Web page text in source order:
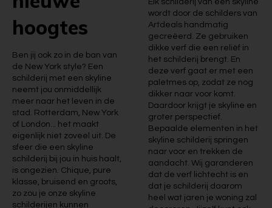
hoogtes
Ben jij ook zo in de ban van
de New York style? Een
schilderij met een skyline
neemt jou onmiddellijk
meer naar het leven in de
stad. Rotterdam, New York
of London... het maakt
eigenlijk niet zoveel uit. De
sfeer die een skyline
schilderij bij jou in huis haalt,
is ongezien. Chique, pure
klasse, bruisend en groots,
zo zou je onze skyline
schilderijen kunnen
Elk schilderij van een skyline
wordt door de schilders van
Artdeals handmatig
gecreëerd. Ze gebruiken
dikke verf die een reliëf in
het schilderij brengt. En
deze verf gaat er met een
paletmes op, zodat ze nog
dikker naar voor komt.
Daardoor krijgt je skyline en
groter perspectief.
Bepaalde elementen in het
skyline schilderij springen
naar voor en trekken de
aandacht. Wij garanderen
dat de verf lichtecht is en
dat je schilderij daarom
heel wat jaren je woning zal